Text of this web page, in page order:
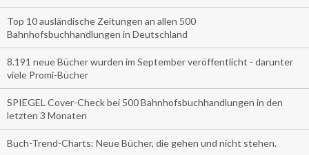
Top 10 ausländische Zeitungen an allen 500
Bahnhofsbuchhandlungen in Deutschland
8.191 neue Bücher wurden im September veröffentlicht - darunter
viele Promi-Bücher
SPIEGEL Cover-Check bei 500 Bahnhofsbuchhandlungen in den
letzten 3 Monaten
Buch-Trend-Charts: Neue Bücher, die gehen und nicht stehen.